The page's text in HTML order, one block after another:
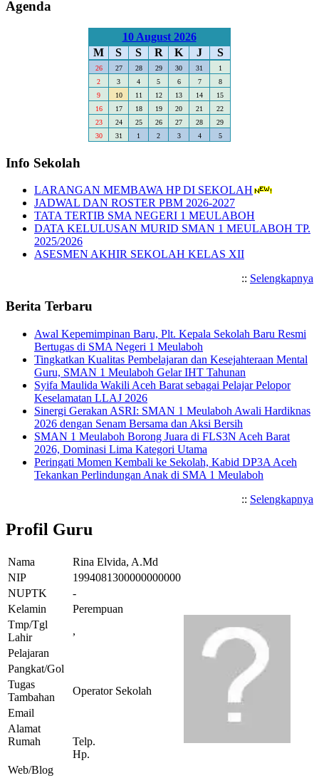
Agenda
10 August 2026
M
S S R K J S
26 27 28 29 30 31
1
2
3 4 5 6 7
8
9
10 11 12 13 14
15
16
17 18 19 20 21
22
23
24 25 26 27 28
29
30
31 1 2 3 4 5
Info Sekolah
LARANGAN MEMBAWA HP DI SEKOLAH
JADWAL DAN ROSTER PBM 2026-2027
TATA TERTIB SMA NEGERI 1 MEULABOH
DATA KELULUSAN MURID SMAN 1 MEULABOH TP.
2025/2026
ASESMEN AKHIR SEKOLAH KELAS XII
:: Selengkapnya
Berita Terbaru
Awal Kepemimpinan Baru, Plt. Kepala Sekolah Baru Resmi
Bertugas di SMA Negeri 1 Meulaboh
Tingkatkan Kualitas Pembelajaran dan Kesejahteraan Mental
Guru, SMAN 1 Meulaboh Gelar IHT Tahunan
Syifa Maulida Wakili Aceh Barat sebagai Pelajar Pelopor
Keselamatan LLAJ 2026
Sinergi Gerakan ASRI: SMAN 1 Meulaboh Awali Hardiknas
2026 dengan Senam Bersama dan Aksi Bersih
SMAN 1 Meulaboh Borong Juara di FLS3N Aceh Barat
2026, Dominasi Lima Kategori Utama
Peringati Momen Kembali ke Sekolah, Kabid DP3A Aceh
Tekankan Perlindungan Anak di SMA 1 Meulaboh
:: Selengkapnya
Profil Guru
Nama
Rina Elvida, A.Md
NIP
1994081300000000000
NUPTK
-
Kelamin
Perempuan
Tmp/Tgl
Lahir
,
Pelajaran
Pangkat/Gol
Tugas
Tambahan
Operator Sekolah
Email
Alamat
Rumah
Telp.
Hp.
Web/Blog